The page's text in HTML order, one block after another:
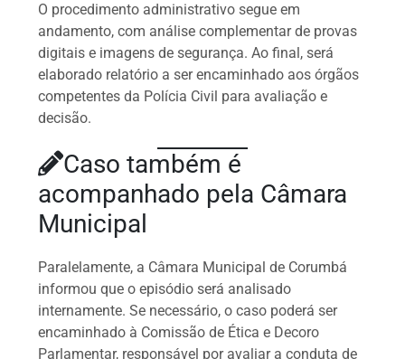
O procedimento administrativo segue em
andamento, com análise complementar de provas
digitais e imagens de segurança. Ao final, será
elaborado relatório a ser encaminhado aos órgãos
competentes da Polícia Civil para avaliação e
decisão.
Caso também é
acompanhado pela Câmara
Municipal
Paralelamente, a Câmara Municipal de Corumbá
informou que o episódio será analisado
internamente. Se necessário, o caso poderá ser
encaminhado à Comissão de Ética e Decoro
Parlamentar, responsável por avaliar a conduta de